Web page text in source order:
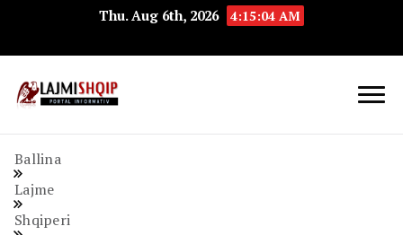
Thu. Aug 6th, 2026 4:15:05 AM
Ballina
Lajme
Shqiperi